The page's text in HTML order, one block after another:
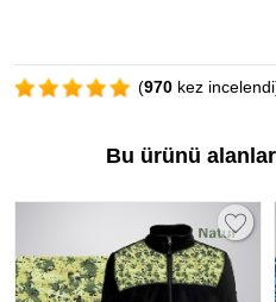
(970 kez
Bu ürünü alanlar